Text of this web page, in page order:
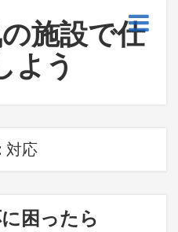
施設で仕
よう
対応
困ったら